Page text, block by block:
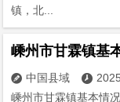
镇，北...
嵊州市甘霖镇基
 中国县域 
嵊州市甘霖镇基本